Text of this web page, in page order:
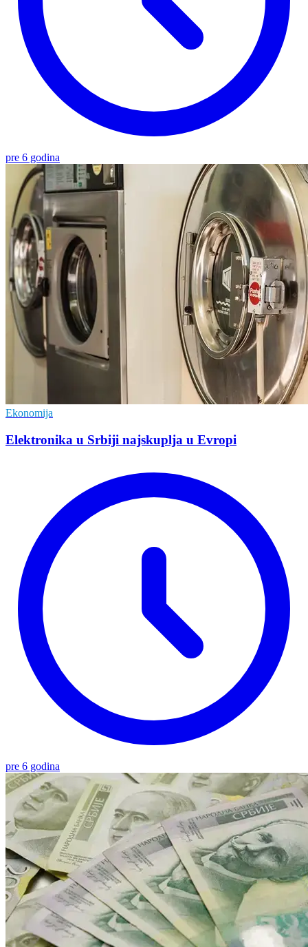
pre 6 godina
Ekonomija
Elektronika u Srbiji najskuplja u Evropi
pre 6 godina